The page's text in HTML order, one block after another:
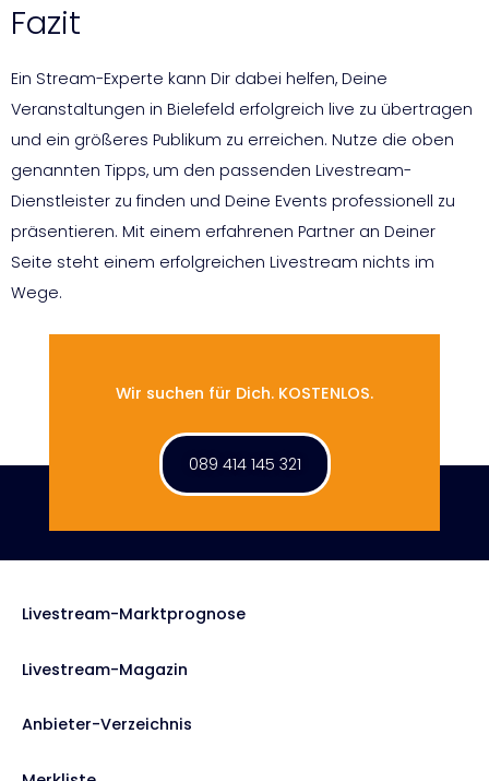
Fazit
Ein Stream-Experte kann Dir dabei helfen, Deine
Veranstaltungen in Bielefeld erfolgreich live zu übertragen
und ein größeres Publikum zu erreichen. Nutze die oben
genannten Tipps, um den passenden Livestream-
Dienstleister zu finden und Deine Events professionell zu
präsentieren. Mit einem erfahrenen Partner an Deiner
Seite steht einem erfolgreichen Livestream nichts im
Wege.
Wir suchen für Dich. KOSTENLOS.
089 414 145 321
Livestream-Marktprognose
Livestream-Magazin
Anbieter-Verzeichnis